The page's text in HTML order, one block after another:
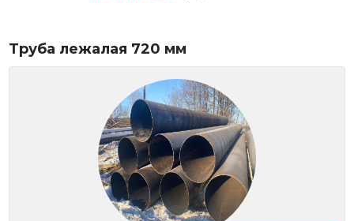
Труба лежалая 720 мм